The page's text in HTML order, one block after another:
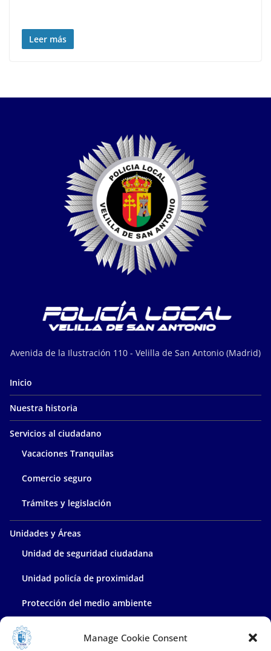
Manage Cookie Consent
Leer más
Avenida de la Ilustración 110 - Velilla de San Antonio (Madrid)
Inicio
Nuestra historia
Servicios al ciudadano
Vacaciones Tranquilas
Comercio seguro
Trámites y legislación
Unidades y Áreas
Unidad de seguridad ciudadana
Unidad policía de proximidad
Protección del medio ambiente
Policía administrativa